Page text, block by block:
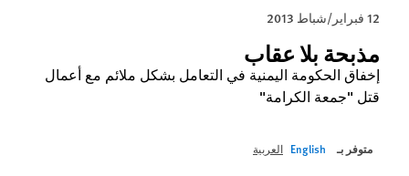
12 فبراير/شباط 2013
مذبحة بلا عقاب
إخفاق الحكومة اليمنية في التعامل بشكل ملائم مع أعمال
قتل "جمعة الكرامة"
متوفر بـ English العربية